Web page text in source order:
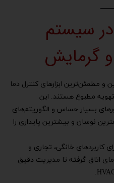
مطمئن‌ترین ابزارهای کنترل دما
مطبوع هستند. این
بسیار حساس و الگوریتم‌های
نوسان و بیشترین پایداری را
خانگی، تجاری و
اتاق گرفته تا مدیریت دقیق
در سیستم
گرمایش